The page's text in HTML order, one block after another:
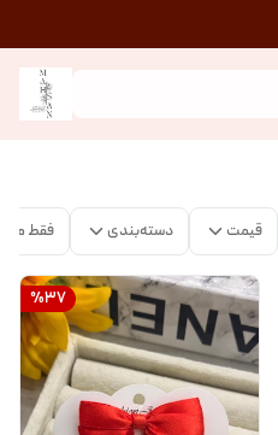
قیمت دسته‌بندی فقط
%37